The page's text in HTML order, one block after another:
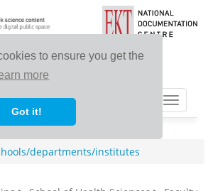
to ensure you get the
more
Got it!
Toggle
departments/institutes